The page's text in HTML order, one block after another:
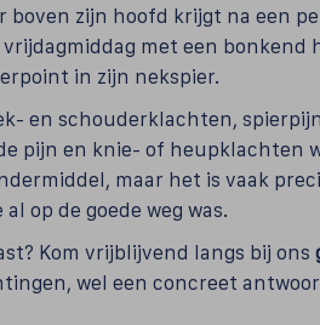
zijn hoofd krijgt na een
met een
in zijn nekspier.
en schouderklachten,
pijn en knie- of heupklachten
maar het is vaak
op de goede weg was.
Kom vrijblijvend langs bij ons
wel een concreet